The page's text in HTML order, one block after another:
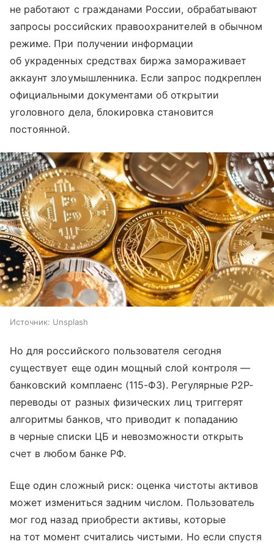
не работают с гражданами России, обрабатывают
запросы российских правоохранителей в обычном
режиме. При получении информации
об украденных средствах биржа замораживает
аккаунт злоумышленника. Если запрос подкреплен
официальными документами об открытии
уголовного дела, блокировка становится
постоянной.
Источник: Unsplash
Но для российского пользователя сегодня
существует еще один мощный слой контроля —
банковский комплаенс (115-ФЗ). Регулярные P2P-
переводы от разных физических лиц триггерят
алгоритмы банков, что приводит к попаданию
в черные списки ЦБ и невозможности открыть
счет в любом банке РФ.
Еще один сложный риск: оценка чистоты активов
может измениться задним числом. Пользователь
мог год назад приобрести активы, которые
на тот момент считались чистыми. Но если спустя